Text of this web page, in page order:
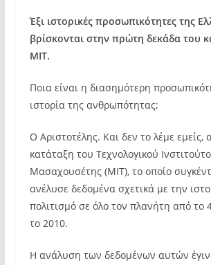
Έξι ιστορικές προσωπικότητες της
βρίσκονται στην πρώτη δεκάδα του
ΜΙΤ.
Ποια είναι η διασημότερη
ιστορία της ανθρωπότητας;
Ο Αριστοτέλης. Και δεν το λέμε εμείς,
κατάταξη του Tεχνολογικού
Μασαχουσέτης (ΜΙΤ), το οποίο
ανέλυσε δεδομένα σχετικά με την
πολιτισμό σε όλο τον πλανήτη από το
το 2010.
Η ανάλυση των δεδομένων αυτών